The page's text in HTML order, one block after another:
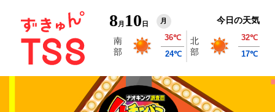
8 月 10 日 月 今日の天気